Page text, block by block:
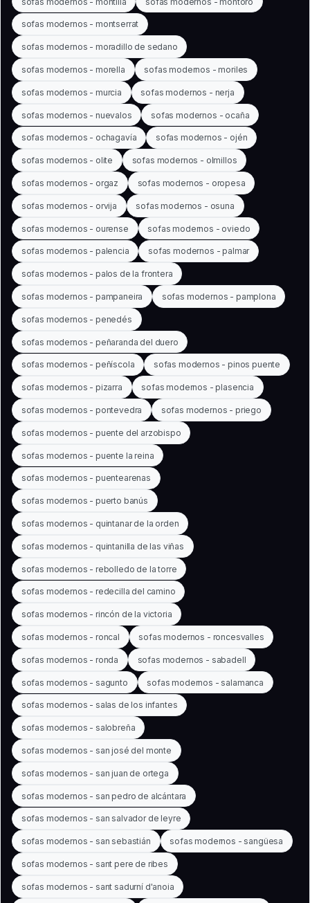
sofas modernos - montserrat
sofas modernos - moradillo de sedano
sofas modernos - morella sofas modernos - moriles
sofas modernos - murcia sofas modernos - nerja
sofas modernos - nuevalos sofas modernos - ocaña
sofas modernos - ochagavía sofas modernos - ojén
sofas modernos - olite sofas modernos - olmillos
sofas modernos - orgaz sofas modernos - oropesa
sofas modernos - orvija sofas modernos - osuna
sofas modernos - ourense sofas modernos - oviedo
sofas modernos - palencia sofas modernos - palmar
sofas modernos - palos de la frontera
sofas modernos - pampaneira sofas modernos - pamplona
sofas modernos - penedés
sofas modernos - peñaranda del duero
sofas modernos - peñíscola sofas modernos - pinos puente
sofas modernos - pizarra sofas modernos - plasencia
sofas modernos - pontevedra sofas modernos - priego
sofas modernos - puente del arzobispo
sofas modernos - puente la reina
sofas modernos - puentearenas
sofas modernos - puerto banús
sofas modernos - quintanar de la orden
sofas modernos - quintanilla de las viñas
sofas modernos - rebolledo de la torre
sofas modernos - redecilla del camino
sofas modernos - rincón de la victoria
sofas modernos - roncal sofas modernos - roncesvalles
sofas modernos - ronda sofas modernos - sabadell
sofas modernos - sagunto sofas modernos - salamanca
sofas modernos - salas de los infantes
sofas modernos - salobreña
sofas modernos - san josé del monte
sofas modernos - san juan de ortega
sofas modernos - san pedro de alcántara
sofas modernos - san salvador de leyre
sofas modernos - san sebastián sofas modernos - sangüesa
sofas modernos - sant pere de ribes
sofas modernos - sant sadurní d'anoia